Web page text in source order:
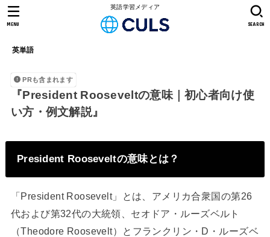
英語学習メディア
英単語
SEARCH
MENU
PRも含まれます
『President Rooseveltの意味｜初心者向け使
い方・例文解説』
President Rooseveltの意味とは？
「President Roosevelt」とは、アメリカ合衆国の第26
代および第32代の大統領、セオドア・ルーズベルト
（Theodore Roosevelt）とフランクリン・D・ルーズベ